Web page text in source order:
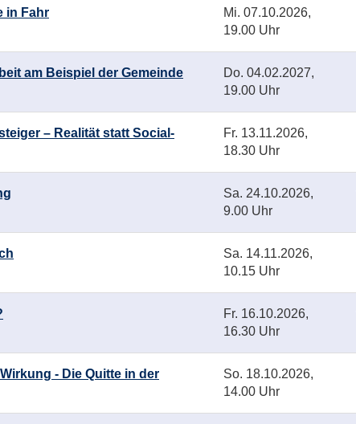
in Fahr Mi. 07.10.2026,
19.00 Uhr
am Beispiel der Gemeinde
Do. 04.02.2027,
19.00 Uhr
– Realität statt Social-
Fr. 13.11.2026,
18.30 Uhr
Sa. 24.10.2026,
9.00 Uhr
Sa. 14.11.2026,
10.15 Uhr
Fr. 16.10.2026,
16.30 Uhr
- Die Quitte in der
So. 18.10.2026,
14.00 Uhr